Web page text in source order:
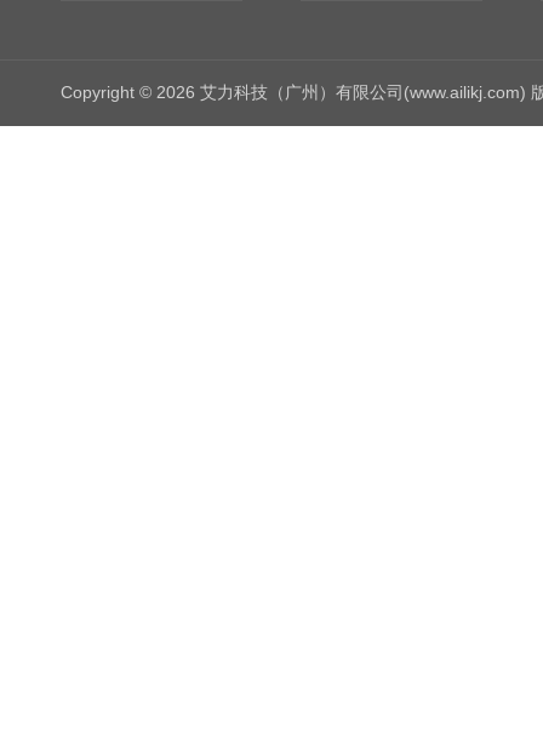
Copyright © 2026 艾力科技（广州）有限公司(www.ailikj.com)